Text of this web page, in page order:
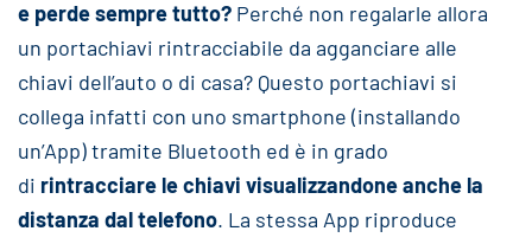
e perde sempre tutto? Perché non regalarle allora
un portachiavi rintracciabile da agganciare alle
chiavi dell’auto o di casa? Questo portachiavi si
collega infatti con uno smartphone (installando
un’App) tramite Bluetooth ed è in grado
di rintracciare le chiavi visualizzandone anche la
distanza dal telefono. La stessa App riproduce